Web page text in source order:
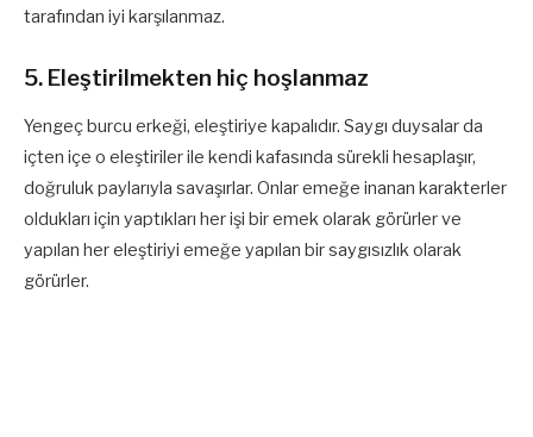
tarafından iyi karşılanmaz.
5. Eleştirilmekten hiç hoşlanmaz
Yengeç burcu erkeği, eleştiriye kapalıdır. Saygı duysalar da
içten içe o eleştiriler ile kendi kafasında sürekli hesaplaşır,
doğruluk paylarıyla savaşırlar. Onlar emeğe inanan karakterler
oldukları için yaptıkları her işi bir emek olarak görürler ve
yapılan her eleştiriyi emeğe yapılan bir saygısızlık olarak
görürler.